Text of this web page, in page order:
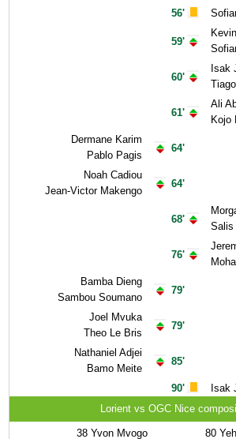
Dermane Karim
Pablo Pagis
Noah Cadiou
Jean-Victor Makengo
Bamba Dieng
Sambou Soumano
Joel Mvuka
Theo Le Bris
Nathaniel Adjei
Bamo Meite
56'
59'
60'
61'
64'
64'
68'
76'
79'
79'
85'
90'
Isak
Ali
Kojo
Salis
Isak
Lorient vs OGC Nice
38 Yvon Mvogo 80